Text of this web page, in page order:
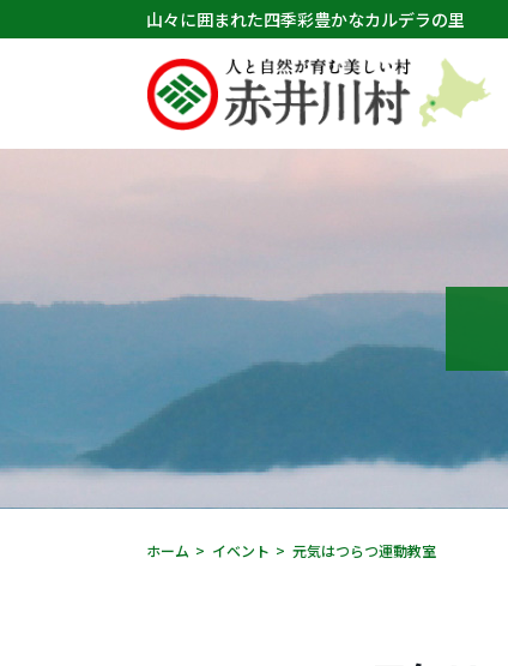
山々に囲まれた四季彩豊かなカルデラの里
ホーム イベント 元気はつらつ運動教室